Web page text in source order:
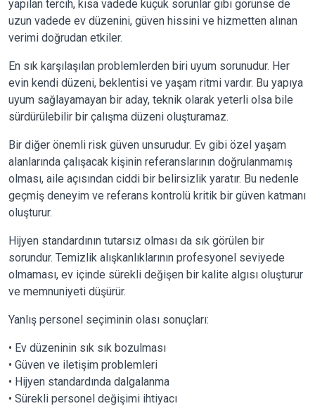
yapılan tercih, kısa vadede küçük sorunlar gibi görünse de
uzun vadede ev düzenini, güven hissini ve hizmetten alınan
verimi doğrudan etkiler.
En sık karşılaşılan problemlerden biri uyum sorunudur. Her
evin kendi düzeni, beklentisi ve yaşam ritmi vardır. Bu yapıya
uyum sağlayamayan bir aday, teknik olarak yeterli olsa bile
sürdürülebilir bir çalışma düzeni oluşturamaz.
Bir diğer önemli risk güven unsurudur. Ev gibi özel yaşam
alanlarında çalışacak kişinin referanslarının doğrulanmamış
olması, aile açısından ciddi bir belirsizlik yaratır. Bu nedenle
geçmiş deneyim ve referans kontrolü kritik bir güven katmanı
oluşturur.
Hijyen standardının tutarsız olması da sık görülen bir
sorundur. Temizlik alışkanlıklarının profesyonel seviyede
olmaması, ev içinde sürekli değişen bir kalite algısı oluşturur
ve memnuniyeti düşürür.
Yanlış personel seçiminin olası sonuçları:
• Ev düzeninin sık sık bozulması
• Güven ve iletişim problemleri
• Hijyen standardında dalgalanma
• Sürekli personel değişimi ihtiyacı